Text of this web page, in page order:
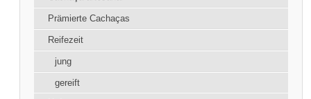
Prämierte Cachaças
Reifezeit
jung
gereift